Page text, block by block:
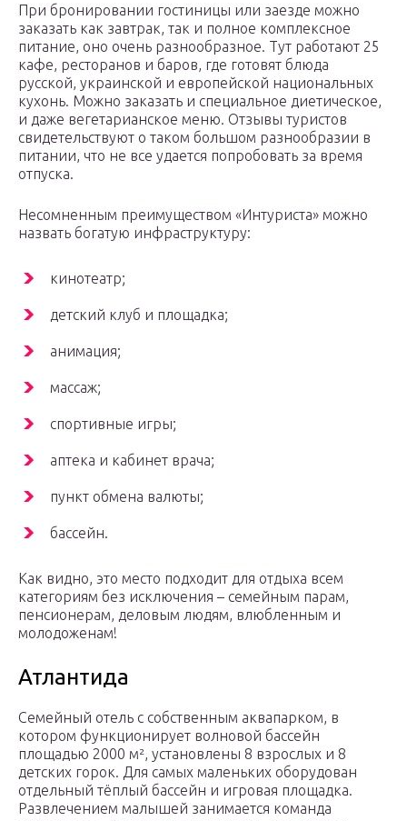
При бронировании гостиницы или заезде можно
заказать как завтрак, так и полное комплексное
питание, оно очень разнообразное. Тут работают 25
кафе, ресторанов и баров, где готовят блюда
русской, украинской и европейской национальных
кухонь. Можно заказать и специальное диетическое,
и даже вегетарианское меню. Отзывы туристов
свидетельствуют о таком большом разнообразии в
питании, что не все удается попробовать за время
отпуска.
Несомненным преимуществом «Интуриста» можно
назвать богатую инфраструктуру:
кинотеатр;
детский клуб и площадка;
анимация;
массаж;
спортивные игры;
аптека и кабинет врача;
пункт обмена валюты;
бассейн.
Как видно, это место подходит для отдыха всем
категориям без исключения – семейным парам,
пенсионерам, деловым людям, влюбленным и
молодоженам!
Атлантида
Семейный отель с собственным аквапарком, в
котором функционирует волновой бассейн
площадью 2000 м², установлены 8 взрослых и 8
детских горок. Для самых маленьких оборудован
отдельный тёплый бассейн и игровая площадка.
Развлечением малышей занимается команда